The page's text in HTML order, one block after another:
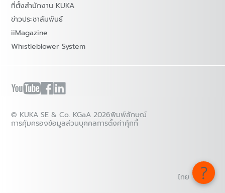
ที่ตั้งสำนักงาน KUKA
ข่าวประชาสัมพันธ์
iiMagazine
Whistleblower System
© KUKA SE & Co. KGaA 2026พิมพ์ลักษณ์
การคุ้มครองข้อมูลส่วนบุคคลการตั้งค่าคุ้กกี้
ไทย - ไทย